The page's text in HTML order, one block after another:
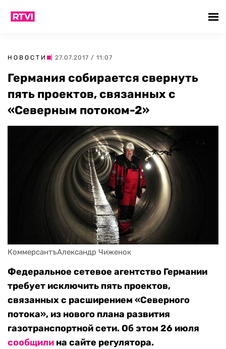
НОВОСТИ | 27.07.2017 / 11:07
Германия собирается свернуть
пять проектов, связанных с
«Северным потоком-2»
КоммерсантъАлександр Чиженок
Федеральное сетевое агентство Германии
требует исключить пять проектов,
связанных с расширением «Северного
потока», из нового плана развития
газотранспортной сети. Об этом 26 июля
сообщили на сайте регулятора.